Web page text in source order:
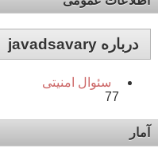
درباره javadsavary
سئوال امنیتی
77
آمار